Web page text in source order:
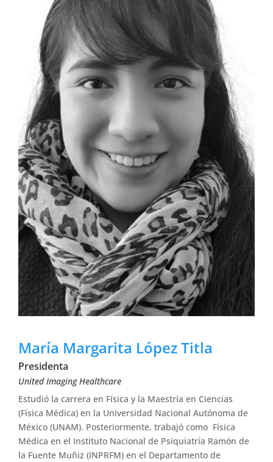
María Margarita López Titla
Presidenta
United Imaging Healthcare
Estudió la carrera en Física y la Maestría en Ciencias
(Física Médica) en la Universidad Nacional Autónoma de
México (UNAM). Posteriormente, trabajó como Física
Médica en el Instituto Nacional de Psiquiatría Ramón de
la Fuente Muñiz (INPRFM) en el Departamento de